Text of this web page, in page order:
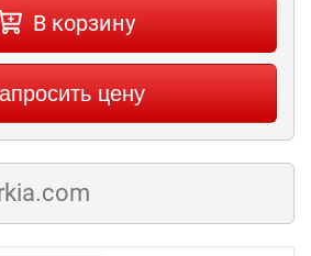
В корзину
цену